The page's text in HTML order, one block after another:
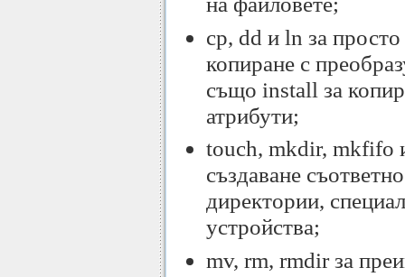
cp, dd и ln за
копиране с
също install за
атрибути;
touch, mkdir, mkfifo
създаване
директории,
устройства;
mv, rm, rmdir за